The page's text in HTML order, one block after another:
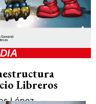
Libreros
López